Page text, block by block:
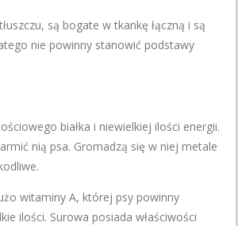
są bogate w tkankę łączną i są
nie powinny stanowić podstawy
białka i niewielkiej ilości energii.
nią psa. Gromadzą się w niej metale
witaminy A, której psy powinny
ilości. Surowa posiada właściwości